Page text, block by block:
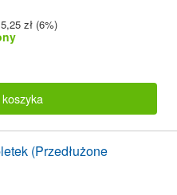
zł (6%)
(Przedłużone